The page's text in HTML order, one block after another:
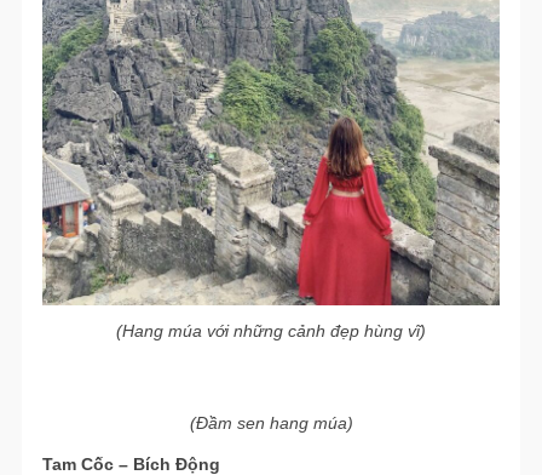
(Hang múa với những cảnh đẹp hùng vĩ)
(Đầm sen hang múa)
Tam Cốc – Bích Động